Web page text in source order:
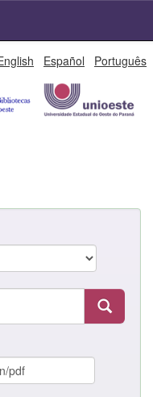
Español Português